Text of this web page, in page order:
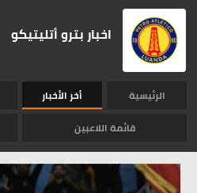
اخبار بترو أتليتيكو
الرئيسية أخر الأخبار
قائمة اللاعبين